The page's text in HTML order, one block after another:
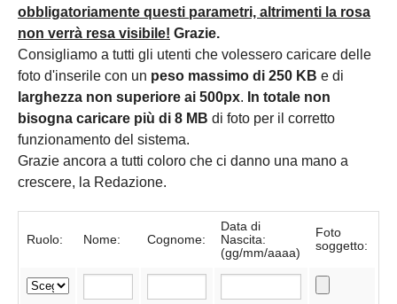
obbligatoriamente questi parametri, altrimenti la rosa
non verrà resa visibile! Grazie.
Consigliamo a tutti gli utenti che volessero caricare delle
foto d'inserile con un peso massimo di 250 KB e di
larghezza non superiore ai 500px. In totale non
bisogna caricare più di 8 MB di foto per il corretto
funzionamento del sistema.
Grazie ancora a tutti coloro che ci danno una mano a
crescere, la Redazione.
Ruolo: Nome: Cognome:
Data di
Nascita:
(gg/mm/aaaa)
Foto
soggetto: